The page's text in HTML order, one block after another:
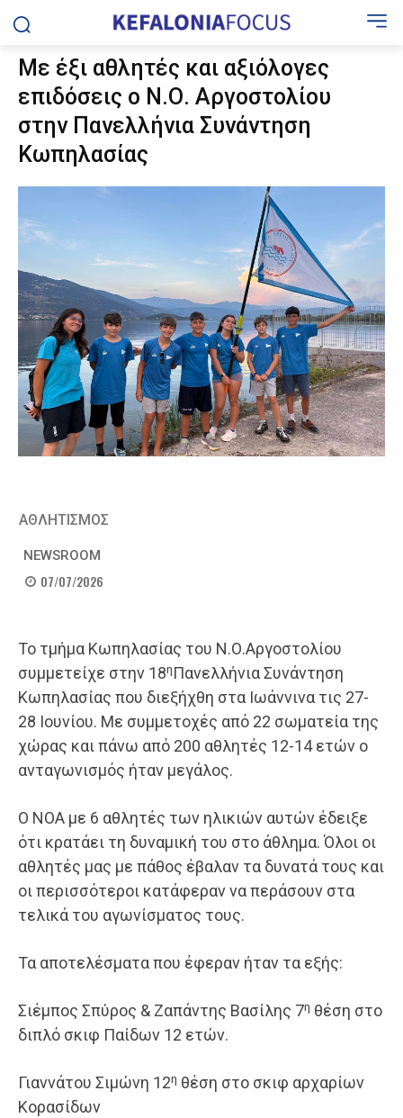
Με έξι αθλητές και αξιόλογες
επιδόσεις ο Ν.Ο. Αργοστολίου
στην Πανελλήνια Συνάντηση
Κωπηλασίας
ΑΘΛΗΤΙΣΜΟΣ
NEWSROOM
07/07/2026
Το τμήμα Κωπηλασίας του Ν.Ο.Αργοστολίου
συμμετείχε στην 18ηΠανελλήνια Συνάντηση
Κωπηλασίας που διεξήχθη στα Ιωάννινα τις 27-
28 Ιουνίου. Με συμμετοχές από 22 σωματεία της
χώρας και πάνω από 200 αθλητές 12-14 ετών ο
ανταγωνισμός ήταν μεγάλος.
Ο ΝΟΑ με 6 αθλητές των ηλικιών αυτών έδειξε
ότι κρατάει τη δυναμική του στο άθλημα. Όλοι οι
αθλητές μας με πάθος έβαλαν τα δυνατά τους και
οι περισσότεροι κατάφεραν να περάσουν στα
τελικά του αγωνίσματος τους.
Τα αποτελέσματα που έφεραν ήταν τα εξής:
Σιέμπος Σπύρος & Ζαπάντης Βασίλης 7η θέση στο
διπλό σκιφ Παίδων 12 ετών.
Γιαννάτου Σιμώνη 12η θέση στο σκιφ αρχαρίων
Κορασίδων